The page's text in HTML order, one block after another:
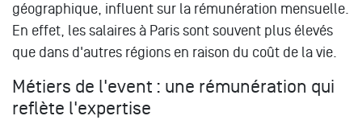
géographique, influent sur la rémunération mensuelle.
En effet, les salaires à Paris sont souvent plus élevés
que dans d'autres régions en raison du coût de la vie.
Métiers de l'event : une rémunération qui
reflète l'expertise